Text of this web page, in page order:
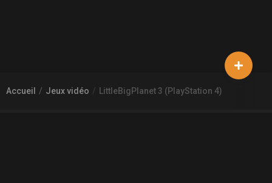
Accueil Jeux vidéo LittleBigPlanet 3 (PlayStation 4)